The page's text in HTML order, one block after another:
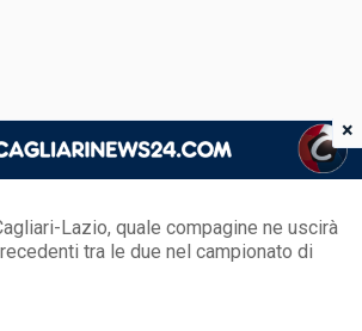
Lazio, quale compagine ne uscirà
tra le due nel campionato di
×